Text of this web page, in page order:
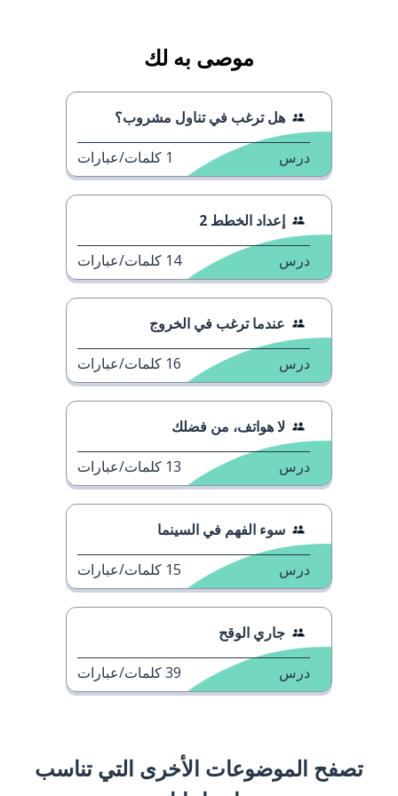
موصى به لك
هل ترغب في تناول مشروب؟
درس 1 كلمات/عبارات
إعداد الخطط 2
درس 14 كلمات/عبارات
عندما ترغب في الخروج
درس 16 كلمات/عبارات
لا هواتف، من فضلك
درس 13 كلمات/عبارات
سوء الفهم في السينما
درس 15 كلمات/عبارات
جاري الوقح
درس 39كلمات/عبارات
تصفح الموضوعات الأخرى التي تناسب